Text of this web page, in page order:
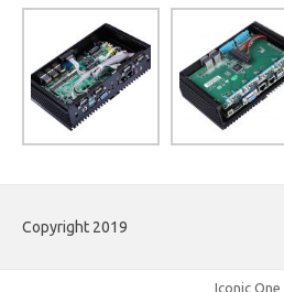
Copyright 2019
Iconic One